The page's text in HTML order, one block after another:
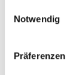
Notwendig
Präferenzen